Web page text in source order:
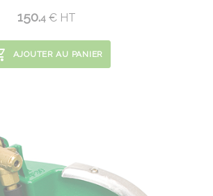
150.4 € HT
AJOUTER AU PANIER